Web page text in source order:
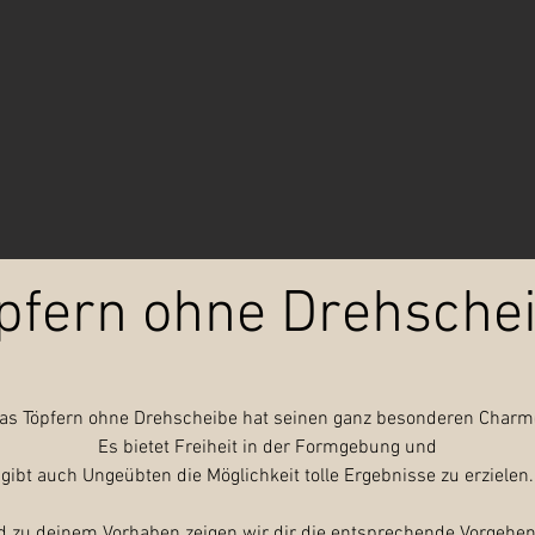
ohne
Töpfern ohne Drehscheibe hat seinen ganz besonderen
Es bietet Freiheit in der Formgebung und
gibt auch Ungeübten die Möglichkeit tolle Ergebnisse zu erzielen.